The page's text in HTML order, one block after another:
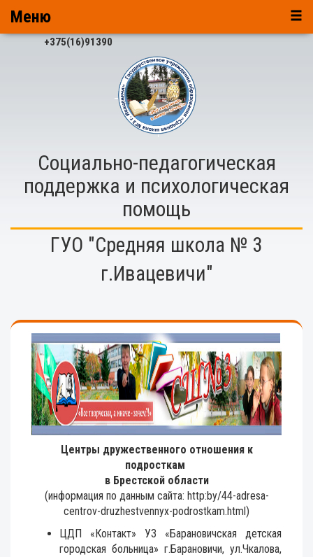
+375(16)91390
Социально-педагогическая
поддержка и психологическая
помощь
ГУО "Средняя школа № 3
г.Ивацевичи"
Меню
Центры дружественного отношения к
подросткам
в Брестской области
(информация по данным сайта: http:by/44-adresa-
centrov-druzhestvennyx-podrostkam.html)
ЦДП «Контакт» УЗ «Барановичская детская
городская больница» г.Барановичи, ул.Чкалова,